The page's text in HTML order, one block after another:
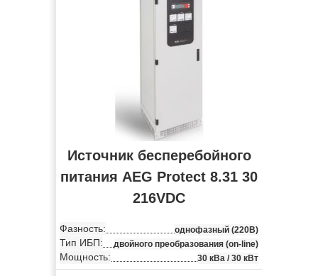
Источник бесперебойного
питания AEG Protect 8.31 30
216VDC
Фазность: однофазный (220В)
Тип ИБП: двойного преобразования (on-line)
Мощность: 30 кВа / 30 кВт